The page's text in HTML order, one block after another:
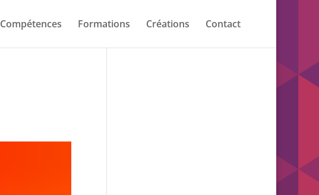
Compétences Formations Créations Contact